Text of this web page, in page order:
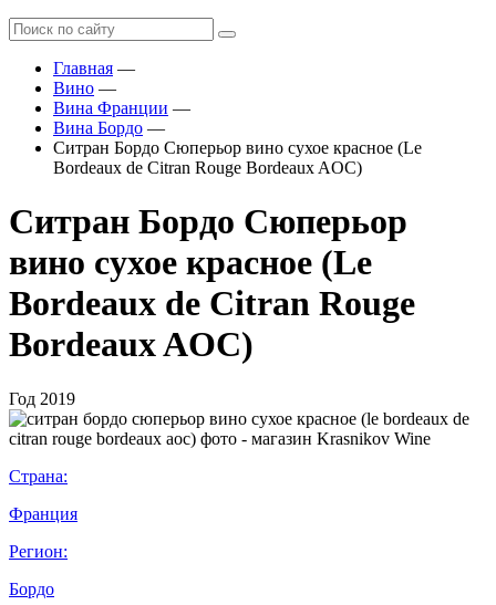
Главная —
Вино —
Вина Франции —
Вина Бордо —
Ситран Бордо Сюперьор вино сухое красное (Le
Bordeaux de Citran Rouge Bordeaux AOC)
Ситран Бордо Сюперьор
вино сухое красное (Le
Bordeaux de Citran Rouge
Bordeaux AOC)
Год 2019
Страна:
Франция
Регион:
Бордо